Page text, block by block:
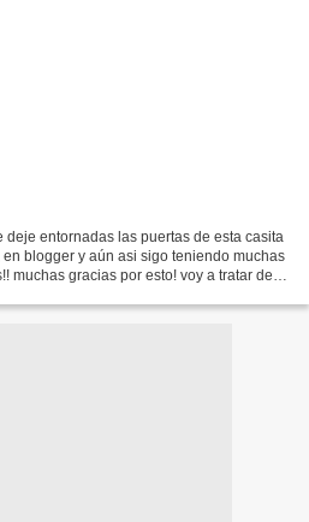
deje entornadas las puertas de esta casita
blogger y aún asi sigo teniendo muchas
muchas gracias por esto! voy a tratar de